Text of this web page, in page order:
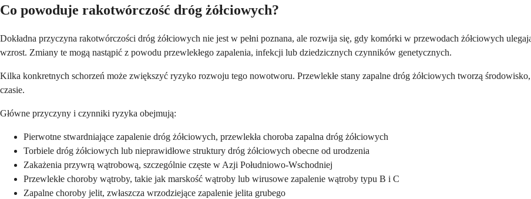
Co powoduje rakotwórczość dróg żółciowych?
Dokładna przyczyna rakotwórczości dróg żółciowych nie jest w pełni poznana, ale rozwija się, gdy komórki w przewodach żółciowych
wzrost. Zmiany te mogą nastąpić z powodu przewlekłego zapalenia, infekcji lub dziedzicznych czynników genetycznych.
Kilka konkretnych schorzeń może zwiększyć ryzyko rozwoju tego nowotworu. Przewlekłe stany zapalne dróg żółciowych tworzą
czasie.
Główne przyczyny i czynniki ryzyka obejmują:
Pierwotne stwardniające zapalenie dróg żółciowych, przewlekła choroba zapalna dróg żółciowych
Torbiele dróg żółciowych lub nieprawidłowe struktury dróg żółciowych obecne od urodzenia
Zakażenia przywrą wątrobową, szczególnie częste w Azji Południowo-Wschodniej
Przewlekłe choroby wątroby, takie jak marskość wątroby lub wirusowe zapalenie wątroby typu B i C
Zapalne choroby jelit, zwłaszcza wrzodziejące zapalenie jelita grubego